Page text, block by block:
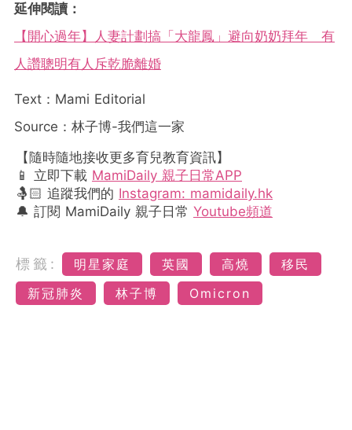
延伸閱讀：
【開心過年】人妻計劃搞「大龍鳳」避向奶奶拜年 有
人讚聰明有人斥乾脆離婚
Text：Mami Editorial
Source：林子博-我們這一家
【隨時隨地接收更多育兒教育資訊】
📱 立即下載 MamiDaily 親子日常APP
🤱🏻 追蹤我們的 Instagram: mamidaily.hk
🔔 訂閱 MamiDaily 親子日常 Youtube頻道
標籤: 明星家庭 英國 高燒
移民
新冠肺炎
林子博 Omicron